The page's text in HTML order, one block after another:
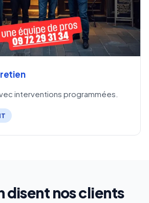
interventions programmées.
disent nos clients